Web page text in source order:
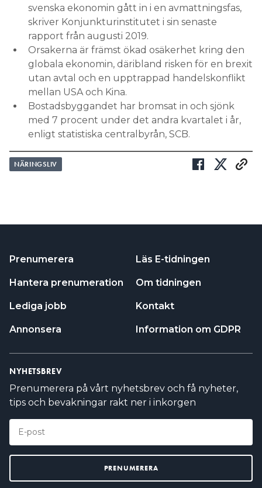
svenska ekonomin gått in i en avmattningsfas,
skriver Konjunkturinstitutet i sin senaste
rapport från augusti 2019.
Orsakerna är främst ökad osäkerhet kring den
globala ekonomin, däribland risken för en brexit
utan avtal och en upptrappad handelskonflikt
mellan USA och Kina.
Bostadsbyggandet har bromsat in och sjönk
med 7 procent under det andra kvartalet i år,
enligt statistiska centralbyrån, SCB.
NÄRINGSLIV
Prenumerera
Hantera prenumeration
Lediga jobb
Annonsera
Läs E-tidningen
Om tidningen
Kontakt
Information om GDPR
NYHETSBREV
Prenumerera på vårt nyhetsbrev och få nyheter,
tips och bevakningar rakt ner i inkorgen